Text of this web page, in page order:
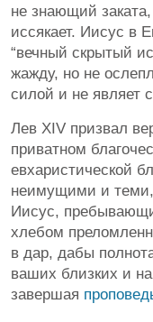
не знающий
иссякает. Иисус в
“вечный скрытый
жажду, но не
силой и не являет
Лев XIV призвал
приватном
евхаристической
неимущими и теми,
Иисус,
хлебом
в дар, дабы
ваших близких и
завершая